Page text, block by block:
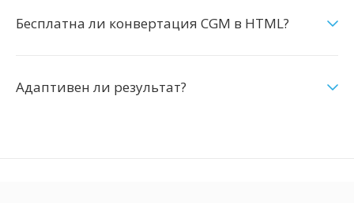
Бесплатна ли конвертация CGM в HTML?
Адаптивен ли результат?